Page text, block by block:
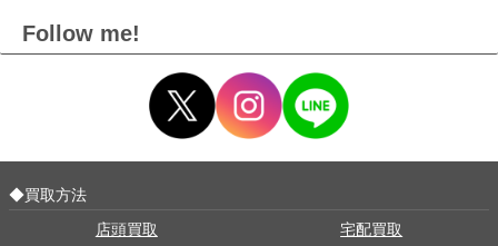
Follow me!
◆買取方法
店頭買取
宅配買取